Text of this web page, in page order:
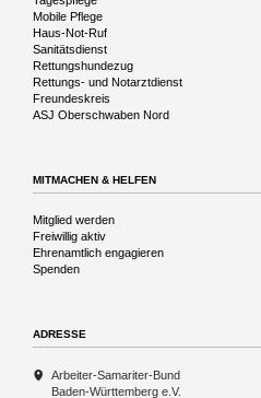
Mobile Pflege
Haus-Not-Ruf
Sanitätsdienst
Rettungshundezug
Rettungs- und Notarztdienst
Freundeskreis
ASJ Oberschwaben Nord
MITMACHEN & HELFEN
Navigation
überspringen
Mitglied werden
Freiwillig aktiv
Ehrenamtlich engagieren
Spenden
ADRESSE
Arbeiter-Samariter-Bund
Baden-Württemberg e.V.